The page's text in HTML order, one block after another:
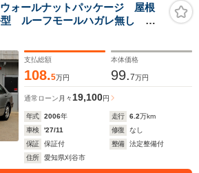
ォールナットパッケージ 屋根
ルーフモールハガレ無し 塗
ーナーポール ベージュ本革 シ
TV バックカメラ フロントカ
コ キーレス2個付
支払総額
108.5万円
本体価格
99.7万円
通常ローン 月々 19,100円
年式 2006年 走行 6.2万km
車検
'27/11 修復
なし
保証
保証付 整備
法定整備付
住所
愛知県刈谷市